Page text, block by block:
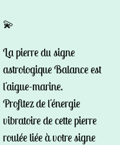
💫
La pierre du signe
astrologique Balance est
l'aigue-marine.
Profitez de l'énergie
vibratoire de cette pierre
roulée liée à votre signe